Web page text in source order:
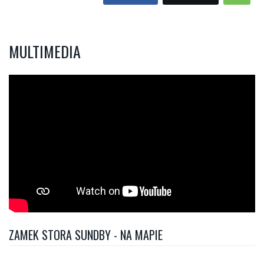
MULTIMEDIA
ZAMEK STORA SUNDBY - NA MAPIE